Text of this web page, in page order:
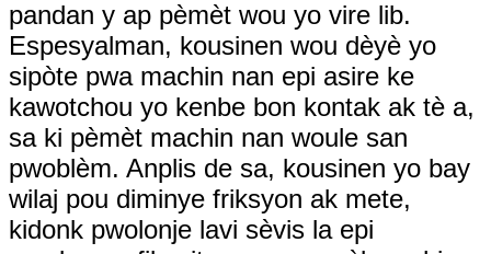
pandan y ap pèmèt wou yo vire lib.
Espesyalman, kousinen wou dèyè yo
sipòte pwa machin nan epi asire ke
kawotchou yo kenbe bon kontak ak tè a,
sa ki pèmèt machin nan woule san
pwoblèm. Anplis de sa, kousinen yo bay
wilaj pou diminye friksyon ak mete,
kidonk pwolonje lavi sèvis la epi